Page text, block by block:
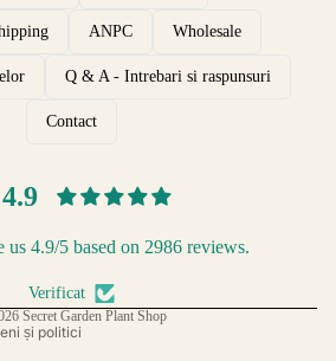
ANPC Wholesale
Q & A - Intrebari si raspunsuri
Contact
4.9
us 4.9/5 based on 2986 reviews.
Verificat
Secret Garden Plant Shop
și politici